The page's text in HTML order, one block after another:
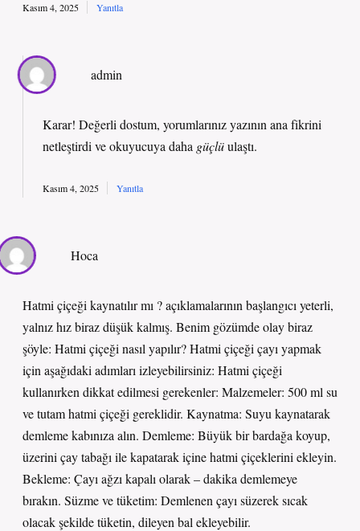
Kasım 4, 2025 Yanıtla
admin
Karar! Değerli dostum, yorumlarınız yazının ana fikrini
netleştirdi ve okuyucuya daha güçlüulaştı.
Kasım 4, 2025 Yanıtla
Hoca
Hatmi çiçeği kaynatılır mı ? açıklamalarının başlangıcı yeterli,
yalnız hız biraz düşük kalmış. Benim gözümde olay biraz
şöyle: Hatmi çiçeği nasıl yapılır? Hatmi çiçeği çayı yapmak
için aşağıdaki adımları izleyebilirsiniz: Hatmi çiçeği
kullanırken dikkat edilmesi gerekenler: Malzemeler: 500 ml su
ve tutam hatmi çiçeği gereklidir. Kaynatma: Suyu kaynatarak
demleme kabınıza alın. Demleme: Büyük bir bardağa koyup,
üzerini çay tabağı ile kapatarak içine hatmi çiçeklerini ekleyin.
Bekleme: Çayı ağzı kapalı olarak – dakika demlemeye
bırakın. Süzme ve tüketim: Demlenen çayı süzerek sıcak
olacak şekilde tüketin, dileyen bal ekleyebilir.